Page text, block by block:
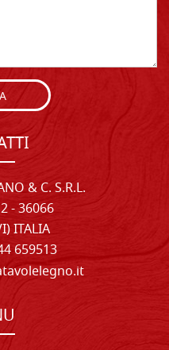
& C. S.R.L.
- 36066
ITALIA
659513